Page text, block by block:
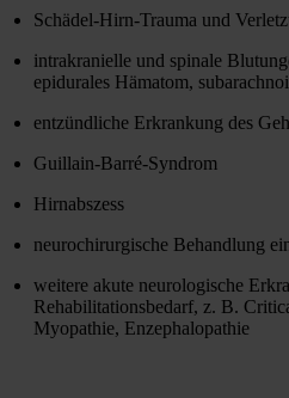
Schädel-Hirn-Trauma und
intrakranielle und spinale
epidurales Hämatom,
entzündliche Erkrankung des
Guillain-Barré-Syndrom
Hirnabszess
neurochirurgische Behandlung
weitere akute neurologische
Rehabilitationsbedarf, z. B.
Myopathie, Enzephalopathie